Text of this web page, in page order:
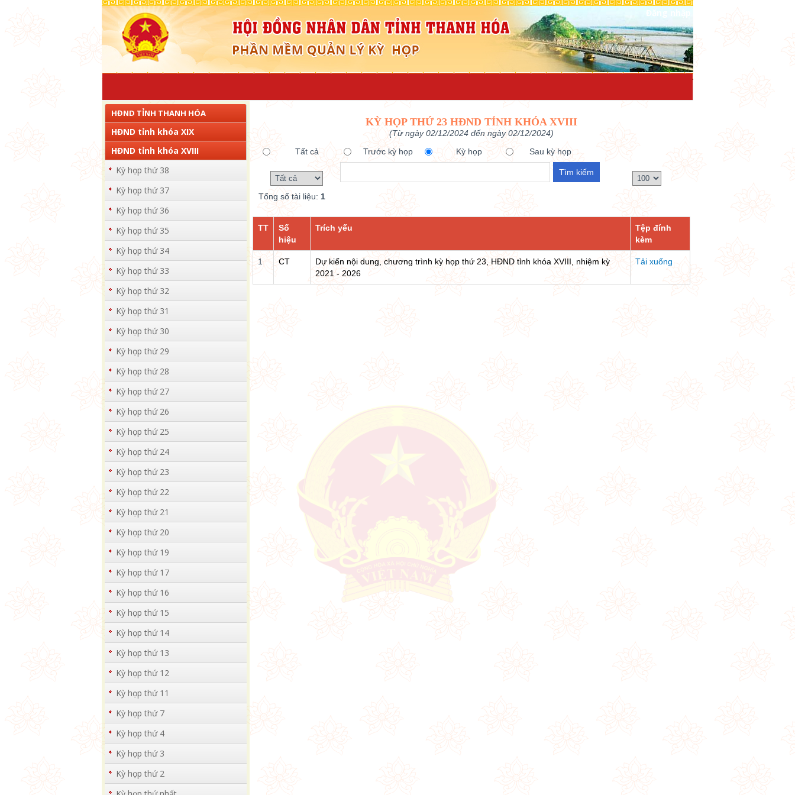
Đăng nhập
HĐND TỈNH THANH HÓA
HĐND tỉnh khóa XIX
HĐND tỉnh khóa XVIII
Kỳ họp thứ 38
Kỳ họp thứ 37
Kỳ họp thứ 36
Kỳ họp thứ 35
Kỳ họp thứ 34
Kỳ họp thứ 33
Kỳ họp thứ 32
Kỳ họp thứ 31
Kỳ họp thứ 30
Kỳ họp thứ 29
Kỳ họp thứ 28
Kỳ họp thứ 27
Kỳ họp thứ 26
Kỳ họp thứ 25
Kỳ họp thứ 24
Kỳ họp thứ 23
Kỳ họp thứ 22
Kỳ họp thứ 21
Kỳ họp thứ 20
Kỳ họp thứ 19
Kỳ họp thứ 17
Kỳ họp thứ 16
Kỳ họp thứ 15
Kỳ họp thứ 14
Kỳ họp thứ 13
Kỳ họp thứ 12
Kỳ họp thứ 11
Kỳ họp thứ 7
Kỳ họp thứ 4
Kỳ họp thứ 3
Kỳ họp thứ 2
KỲ HỌP THỨ 23 HĐND TỈNH KHÓA XVIII
(Từ ngày 02/12/2024 đến ngày 02/12/2024)
Tất cả
Trước kỳ họp Kỳ họp Sau kỳ họp
Tổng số tài liệu: 1
TT
Số
hiệu
Trích yếu
Tệp đính
kèm
1 CT
Dự kiến nội dung, chương trình kỳ họp thứ 23, HĐND tỉnh khóa XVIII, nhiệm kỳ
2021 - 2026
Tải xuống